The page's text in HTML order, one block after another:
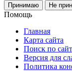
Принимаю Не
Помощь
Главная
Карта сайта
Поиск по
Версия для
Политика